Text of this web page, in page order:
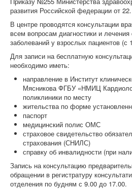
развития Российской федерации от
В центре проводятся консультации
всем вопросам диагностики и
заболеваний у взрослых пациентов (с
Для записи на бесплатную
необходимо иметь:
направление в Институт
Мясникова ФГБУ «НМИЦ
поликлиники по месту
жительства по форме
паспорт
медицинский полис ОМС
страховое свидетельство
страхования (СНИЛС)
справку об инвалидности (при
Запись на консультацию
обращении в регистратуру
отделения по будням с 9.00 до 17.00.